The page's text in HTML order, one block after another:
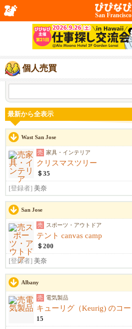
San Francisco
個人売買
最新から全表示
Wast San Jose
売 家具・インテリア
クリスマスツリー
＄35
[登録者] 美奈
San Jose
売 スポーツ・アウトドア
テント canvas camp
＄200
[登録者] 美奈
Albany
売 電気製品
15